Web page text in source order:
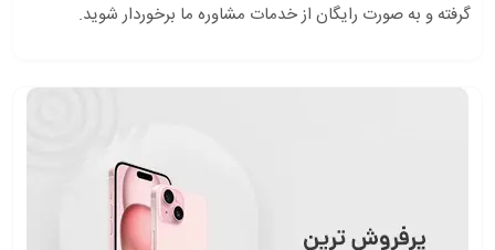
گرفته و به صورت رایگان از خدمات مشاوره ما برخوردار شوید.